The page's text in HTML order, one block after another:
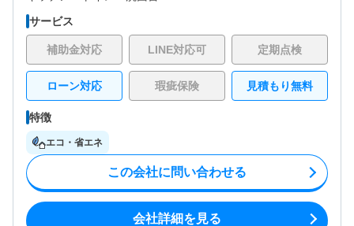
サービス
補助金対応 LINE対応可 定期点検
ローン対応 瑕疵保険 見積もり無料
特徴
エコ・省エネ
この会社に問い合わせる
会社詳細を見る